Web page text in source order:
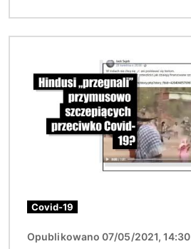
Covid-19
Opublikowano 07/05/2021, 14:30